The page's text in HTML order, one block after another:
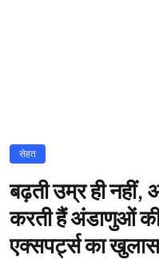
सेहत
बढ़ती उम्र ही
करती हैं अंडाणुओं की
एक्सपर्ट्स का